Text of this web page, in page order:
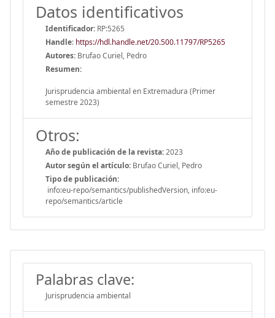
Datos identificativos
Identificador: RP:5265
Handle: https://hdl.handle.net/20.500.11797/RP5265
Autores: Brufao Curiel, Pedro
Resumen:
Jurisprudencia ambiental en Extremadura (Primer
semestre 2023)
Otros:
Año de publicación de la revista:2023
Autor según el artículo: Brufao Curiel, Pedro
Tipo de publicación:
info:eu-repo/semantics/publishedVersion, info:eu-
repo/semantics/article
Palabras clave:
Jurisprudencia ambiental